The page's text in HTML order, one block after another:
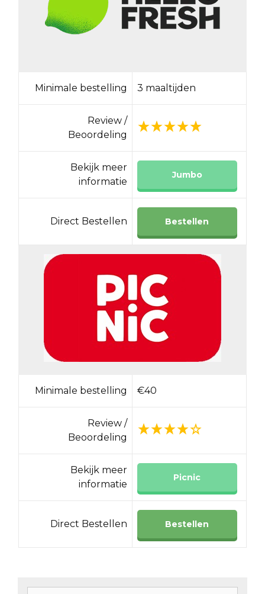
Minimale bestelling 3 maaltijden
Review /
Beoordeling
Bekijk meer
informatie
Jumbo
Direct Bestellen Bestellen
Minimale bestelling €40
Review /
Beoordeling
Bekijk meer
informatie
Picnic
Direct Bestellen Bestellen